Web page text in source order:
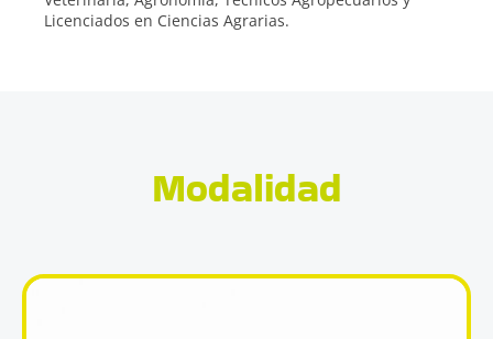
Licenciados en Ciencias Agrarias.
Modalidad